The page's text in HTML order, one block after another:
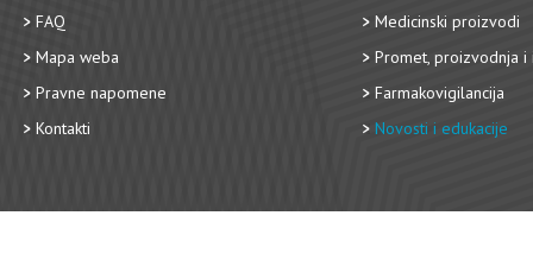
FAQ
Mapa weba
Pravne napomene
Kontakti
Medicinski proizvodi
Promet, proizvodnja i
Farmakovigilancija
Novosti i edukacije